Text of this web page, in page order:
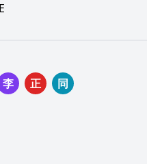
李 正
同